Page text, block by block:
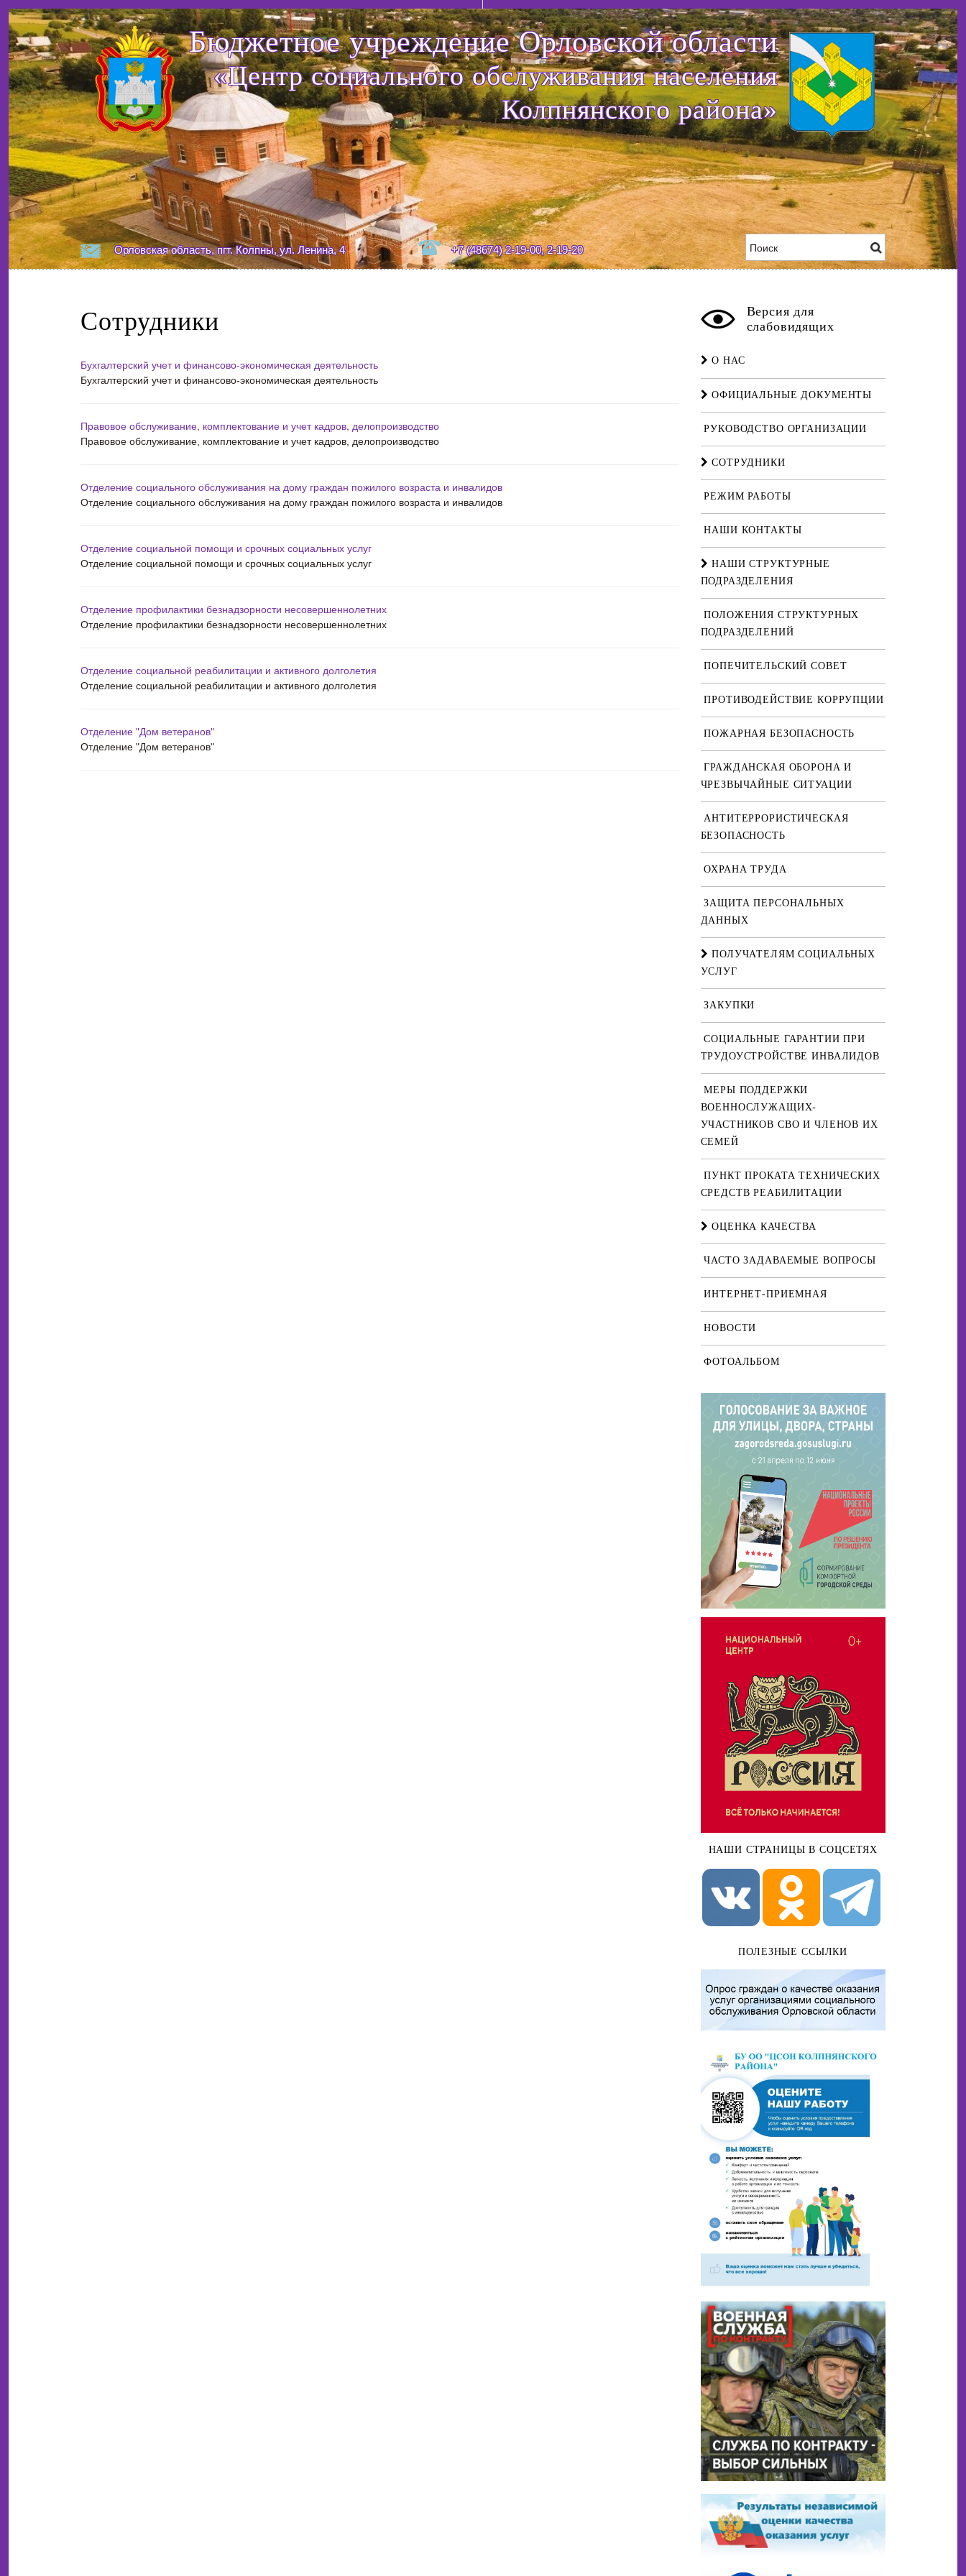
Бюджетное учреждение Орловской области
«Центр социального обслуживания населения
Колпнянского района»
Орловская область, пгт. Колпны, ул. Ленина, 4 +7 (48674) 2-19-00, 2-19-20
Сотрудники
Бухгалтерский учет и финансово-экономическая деятельность
Бухгалтерский учет и финансово-экономическая деятельность
Правовое обслуживание, комплектование и учет кадров, делопроизводство
Правовое обслуживание, комплектование и учет кадров, делопроизводство
Отделение социального обслуживания на дому граждан пожилого возраста и инвалидов
Отделение социального обслуживания на дому граждан пожилого возраста и инвалидов
Отделение социальной помощи и срочных социальных услуг
Отделение социальной помощи и срочных социальных услуг
Отделение профилактики безнадзорности несовершеннолетних
Отделение профилактики безнадзорности несовершеннолетних
Отделение социальной реабилитации и активного долголетия
Отделение социальной реабилитации и активного долголетия
Отделение "Дом ветеранов"
Отделение "Дом ветеранов"
Версия для
слабовидящих
О НАС
ОФИЦИАЛЬНЫЕ ДОКУМЕНТЫ
РУКОВОДСТВО ОРГАНИЗАЦИИ
СОТРУДНИКИ
РЕЖИМ РАБОТЫ
НАШИ КОНТАКТЫ
НАШИ СТРУКТУРНЫЕ
ПОДРАЗДЕЛЕНИЯ
ПОЛОЖЕНИЯ СТРУКТУРНЫХ
ПОДРАЗДЕЛЕНИЙ
ПОПЕЧИТЕЛЬСКИЙ СОВЕТ
ПРОТИВОДЕЙСТВИЕ КОРРУПЦИИ
ПОЖАРНАЯ БЕЗОПАСНОСТЬ
ГРАЖДАНСКАЯ ОБОРОНА И
ЧРЕЗВЫЧАЙНЫЕ СИТУАЦИИ
АНТИТЕРРОРИСТИЧЕСКАЯ
БЕЗОПАСНОСТЬ
ОХРАНА ТРУДА
ЗАЩИТА ПЕРСОНАЛЬНЫХ
ДАННЫХ
ПОЛУЧАТЕЛЯМ СОЦИАЛЬНЫХ
УСЛУГ
ЗАКУПКИ
СОЦИАЛЬНЫЕ ГАРАНТИИ ПРИ
ТРУДОУСТРОЙСТВЕ ИНВАЛИДОВ
МЕРЫ ПОДДЕРЖКИ
ВОЕННОСЛУЖАЩИХ-
УЧАСТНИКОВ СВО И ЧЛЕНОВ ИХ
СЕМЕЙ
ПУНКТ ПРОКАТА ТЕХНИЧЕСКИХ
СРЕДСТВ РЕАБИЛИТАЦИИ
ОЦЕНКА КАЧЕСТВА
ЧАСТО ЗАДАВАЕМЫЕ ВОПРОСЫ
ИНТЕРНЕТ-ПРИЕМНАЯ
НОВОСТИ
ФОТОАЛЬБОМ
НАШИ СТРАНИЦЫ В СОЦСЕТЯХ
ПОЛЕЗНЫЕ ССЫЛКИ